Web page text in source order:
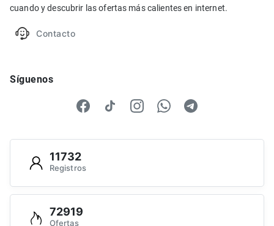
cuando y descubrir las ofertas más calientes en internet.
Contacto
Síguenos
11732
Registros
72919
Ofertas